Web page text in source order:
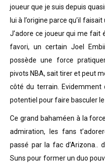
joueur que je suis depuis
lui à l’origine parce qu’il
J’adore ce joueur qui me
favori, un certain Joel
possède une force
pivots NBA, sait tirer et peut
côté du terrain.
potentiel pour faire basculer
Ce grand bahaméen à la
admiration, les fans
passé par la fac d’Arizona..
Suns pour former un duo